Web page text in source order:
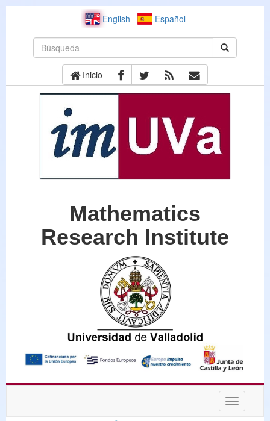
English Español
Inicio
Mathematics
Research Institute
Desplegar